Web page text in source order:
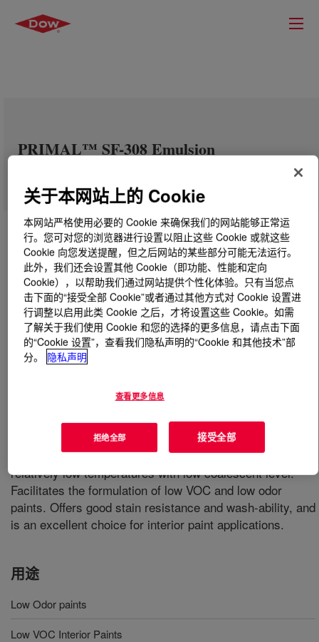
PRIMAL™ SF-308 Emulsion
什么是PRIMAL™ SF-308 Emulsion
Multi-functional acrylic-styrene co-polymer emulsion
designed for high performance interior paints. Based on
FORMASHIELD™ Technology offers excellent
formaldehyde abatement. It incorporates ambient cross-
linking technology and has the ability to form a film at
relatively low temperatures with low coalescent level.
Facilitates the formulation of low VOC and low odor
paints. Offers good stain resistance and wash-ability, and
is an excellent choice for interior paint applications.
用途
Low Odor paints
Low VOC Interior Paints
关于本网站上的 Cookie
本网站严格使用必要的 Cookie 来确保我们的网站能够正常运
行。您可对您的浏览器进行设置以阻止这些 Cookie 或就这些
Cookie 向您发送提醒，但之后网站的某些部分可能无法运行。
此外，我们还会设置其他 Cookie（即功能、性能和定向
Cookie），以帮助我们通过网站提供个性化体验。只有当您点
击下面的“接受全部 Cookie”或者通过其他方式对 Cookie 设置进
行调整以启用此类 Cookie 之后，才将设置这些 Cookie。如需
了解关于我们使用 Cookie 和您的选择的更多信息，请点击下面
的“Cookie 设置”，查看我们隐私声明的“Cookie 和其他技术”部
分。
隐私声明
查看更多信息
拒绝全部 接受全部